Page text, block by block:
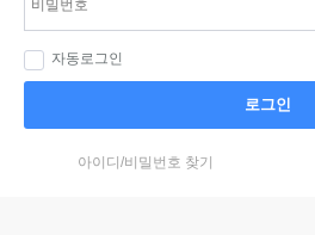
자동로그인
로그인
아이디/비밀번호 찾기